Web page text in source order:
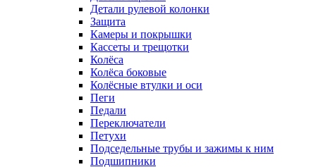
Детали рулевой колонки
Защита
Камеры и покрышки
Кассеты и трещотки
Колёса
Колёса боковые
Колёсные втулки и оси
Пеги
Педали
Переключатели
Петухи
Подседельные трубы и зажимы к ним
Подшипники